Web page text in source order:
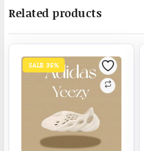
Related products
SALE 35%